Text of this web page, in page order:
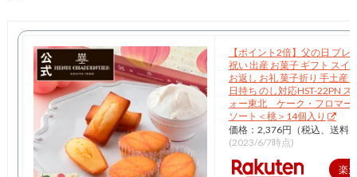
【ポイント2倍】父の日 プレ
祝い 出産 お菓子 ギフト スイ
お返し お礼 菓子折り 手土産
日持ち のし対応HST-22PN ス
ォー東北 ケーク・フロマー
ソート＜桃＞14個入り
価格：2,376円（税込、送料
(2023/6/7時点)
楽